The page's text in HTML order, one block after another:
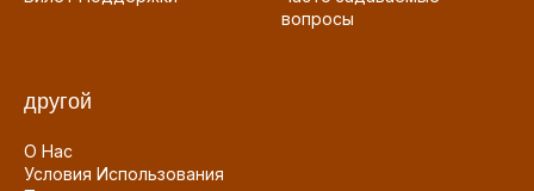
вопросы
другой
О Нас
Условия Использования